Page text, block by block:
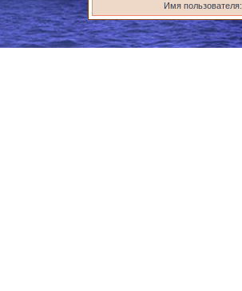
Имя пользователя: